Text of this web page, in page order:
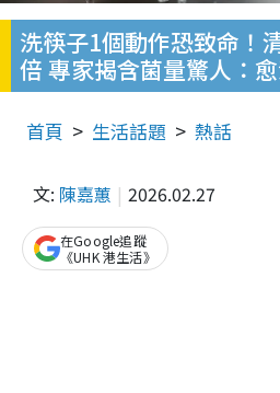
洗筷子1個動作恐致命！
倍 專家揭含菌量驚人：
首頁 生活話題 熱話
文: 陳嘉蕙 2026.02.27
在Google追蹤
《UHK 港生活》